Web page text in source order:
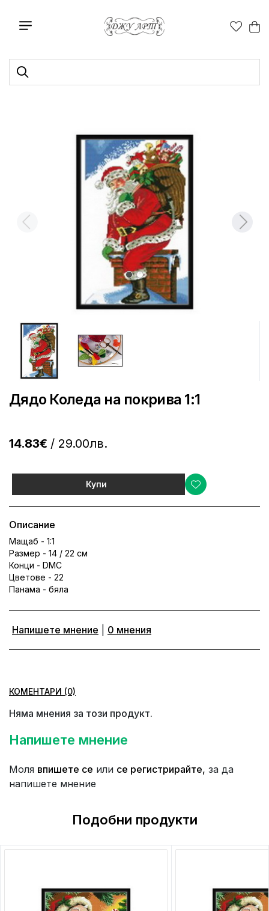
Дядо Коледа на покрива 1:1
14.83€ / 29.00лв.
Купи
Описание
Мащаб - 1:1
Размер - 14 / 22 см
Конци - DMC
Цветове - 22
Панама - бяла
Напишете мнение 0 мнения
КОМЕНТАРИ (0)
Няма мнения за този продукт.
Напишете мнение
Моля впишете се или се регистрирайте, за да
напишете мнение
Подобни продукти